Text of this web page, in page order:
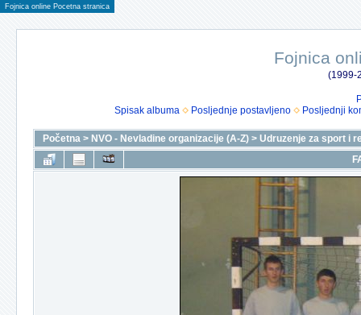
Fojnica online Pocetna stranica
Fojnica
(1999-
Spisak albuma
Posljednje postavljeno Posljednji
Početna > NVO - Nevladine organizacije (A-Z) > Udruzenje za sport i